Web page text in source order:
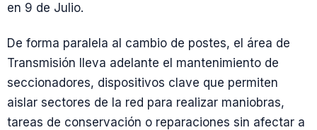
en 9 de Julio.
De forma paralela al cambio de postes, el área de
Transmisión lleva adelante el mantenimiento de
seccionadores, dispositivos clave que permiten
aislar sectores de la red para realizar maniobras,
tareas de conservación o reparaciones sin afectar a